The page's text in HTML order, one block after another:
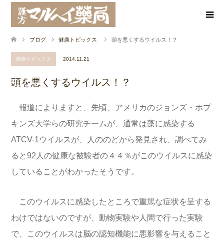
ブログ 健康トピックス 頭を悪くするウイルス！？
健康トピックス 2014.11.21
頭を悪くするウイルス！？
報道によりますと、先頃、アメリカのジョンズ・ホプ
キンズ大学らの研究チームが、通常は藻に感染する
ATCV-1ウイルスが、人ののどから発見され、調べてみ
ると92人の健康な被験者の４４％がこのウイルスに感染
していることがわかったそうです。
このウイルスに感染したところで重篤な症状を呈する
わけではないのですが、動物実験や人間で行った実験
で、このウイルスは脳の認知機能に悪影響を与えること